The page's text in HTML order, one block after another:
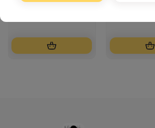
виноград 2%